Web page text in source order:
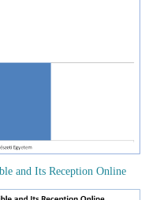
and Its Reception Online